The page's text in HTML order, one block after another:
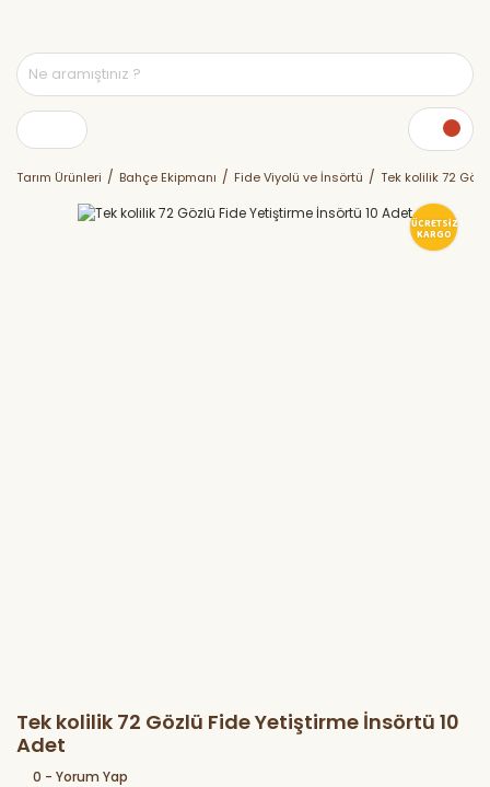
Tarım Ürünleri Bahçe Ekipmanı Fide Viyolü ve İnsörtü Tek kolilik 72
ÜCRETSİZ
KARGO
Tek kolilik 72 Gözlü Fide Yetiştirme İnsörtü 10
Adet
0 - Yorum Yap